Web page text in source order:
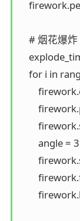
    # 烟花爆炸
for i in
angle